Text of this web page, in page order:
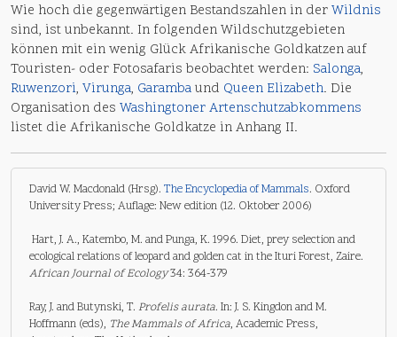
Wie hoch die gegenwärtigen Bestandszahlen in derWildnis
sind, ist unbekannt. In folgenden Wildschutzgebieten
können mit ein wenig Glück Afrikanische Goldkatzen auf
Touristen- oder Fotosafaris beobachtet werden: Salonga,
Ruwenzori, Virunga, Garambaund Queen Elizabeth. Die
Organisation des Washingtoner Artenschutzabkommens
listet die Afrikanische Goldkatze in Anhang II.
David W. Macdonald (Hrsg). The Encyclopedia of Mammals. Oxford
University Press; Auflage: New edition (12. Oktober 2006)
Hart, J. A., Katembo, M. and Punga, K. 1996. Diet, prey selection and
ecological relations of leopard and golden cat in the Ituri Forest, Zaire.
African Journal of Ecology34: 364-379
Ray, J. and Butynski, T. Profelis aurata. In: J. S. Kingdon and M.
Hoffmann (eds), The Mammals of Africa, Academic Press,